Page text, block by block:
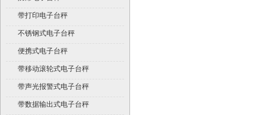
带打印电子台秤
不锈钢式电子台秤
便携式电子台秤
带移动滚轮式电子台秤
带声光报警式电子台秤
带数据输出式电子台秤